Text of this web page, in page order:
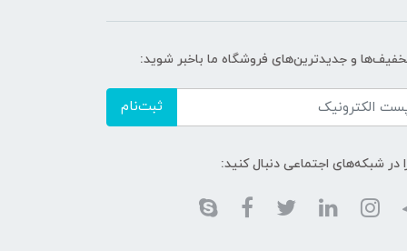
و جدیدترین‌های فروشگاه ما باخبر شوید:
ثبت‌نام
در شبکه‌های اجتماعی دنبال کنید: